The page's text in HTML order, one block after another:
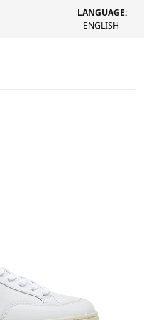
LANGUAGE:
ENGLISH